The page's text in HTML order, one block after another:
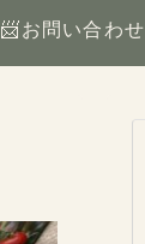
📨お問い合わせ